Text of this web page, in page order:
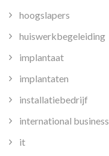
hoogslapers
huiswerkbegeleiding
implantaat
implantaten
installatiebedrijf
international business
it